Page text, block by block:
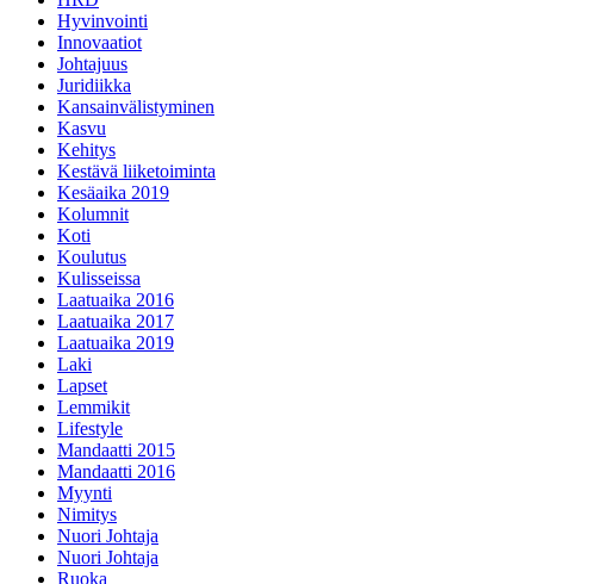
Hyvinvointi
Innovaatiot
Johtajuus
Juridiikka
Kansainvälistyminen
Kasvu
Kehitys
Kestävä liiketoiminta
Kesäaika 2019
Kolumnit
Koti
Koulutus
Kulisseissa
Laatuaika 2016
Laatuaika 2017
Laatuaika 2019
Laki
Lapset
Lemmikit
Lifestyle
Mandaatti 2015
Mandaatti 2016
Myynti
Nimitys
Nuori Johtaja
Nuori Johtaja
Ruoka